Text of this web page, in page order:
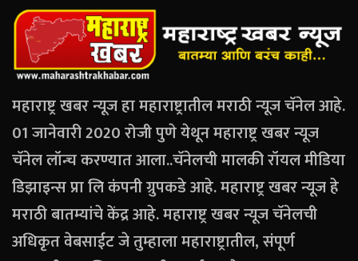
महाराष्ट्र खबर न्यूज हा महाराष्ट्रातील मराठी न्यूज चॅनेल आहे.
01 जानेवारी 2020 रोजी पुणे येथून महाराष्ट्र खबर न्यूज
चॅनेल लॉन्च करण्यात आला..चॅनेलची मालकी रॉयल मीडिया
डिझाइन्स प्रा लि कंपनी ग्रुपकडे आहे. महाराष्ट्र खबर न्यूज हे
मराठी बातम्यांचे केंद्र आहे. महाराष्ट्र खबर न्यूज चॅनेलची
अधिकृत वेबसाईट जे तुम्हाला महाराष्ट्रातील, संपूर्ण